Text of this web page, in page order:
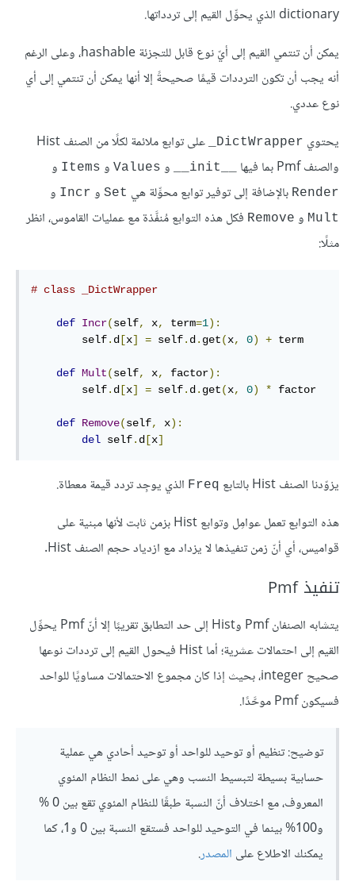
dictionary الذي يحوِّل القيم إلى تردداتها.
يمكن أن تنتمي القيم إلى أيّ نوع قابل للتجزئة hashable، وعلى الرغم
أنه يجب أن تكون الترددات قيمًا صحيحةً إلا أنها يمكن أن تنتمي إلى أي
نوع عددي.
يحتوي ‎_DictWrapper
على توابع ملائمة لكلًا من الصنف Hist
والصنف Pmf بما فيها
و Values و Items و
Render بالإضافة إلى توفير توابع محوِّلة هي Set و Incr و
Mult و Remove فكل هذه التوابع مُنفَّذة مع عمليات القاموس، انظر
مثلًا:
# class _DictWrapper
def Incr(self, x, term=1):
        self
. d[x] = self. d. get(x, 0) + term
def Mult(self, x, factor):
        self
. d[x] = self. d. get(x, 0) * factor
def Remove(self, x):
del self. d[x]
يزوّدنا الصنف Hist بالتابع Freq الذي يوجِد تردد قيمة معطاة.
هذه التوابع تعمل عوامِل وتوابع Hist بزمن ثابت لأنها مبنية على
قواميس، أي أنّ زمن تنفيذها لا يزداد مع ازدياد حجم الصنف Hist.
تنفيذ Pmf
يتشابه الصنفان Pmf وHist إلى حد التطابق تقريبًا إلا أنّ Pmf يحوِّل
القيم إلى احتمالات عشرية؛ أما Hist فيحول القيم إلى ترددات نوعها
صحيح integer، بحيث إذا كان مجموع الاحتمالات مساويًا للواحد
فسيكون Pmf موحَّدًا.
توضيح: تنظيم أو توحيد للواحد أو توحيد أحادي هي عملية
حسابية بسيطة لتبسيط النسب وهي على نمط النظام المئوي
المعروف، مع اختلاف أنّ النسبة طبقًا للنظام المئوي تقع بين 0 %
و100% بينما في التوحيد للواحد فستقع النسبة بين 0 و1، كما
يمكنك الاطلاع على المصدر.